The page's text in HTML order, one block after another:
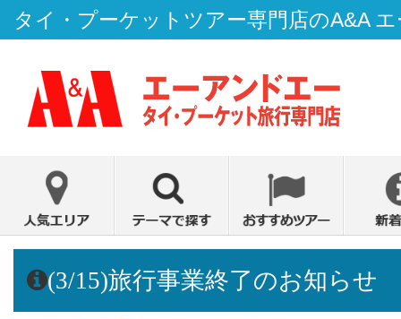
タイ・プーケットツアー専門店のA&A
(3/15)旅行事業終了のお知らせ